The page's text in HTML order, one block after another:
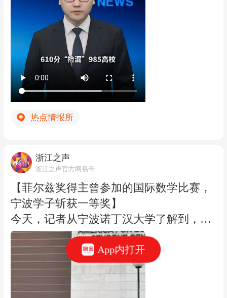
万名新生，其中普通高考录取29.67万人，
单独考试招生录取7.5万人。录取规模稳中
有升，生源结构更趋合理，考生升学渠道
进一步拓宽。 今年，高水平大学在浙招生
计划更加充足，专业与产业需求更加契
合，呈现“量质齐升”的良好态势，在浙录
取人数再创新高。 接下来，高校将根据录
取考生名册，陆续寄发新生录取通知书，
努力、不负韶华，奔赴崭新的人生旅程，
步履昂扬、逐梦前行！（浙江考试）
热点情报所
浙江之声
浙江之声官方网易号
【菲尔兹奖得主曾参加的国际数学比赛，
宁波学子斩获一等奖】
今天，记者从宁波诺丁汉大学了解到，在
保加利亚刚落幕的第33届国际大学生数学
竞赛IMC 中，宁波诺丁汉大学数学与应用
数学专业学生庄子渔表现优异，斩获一等
奖。IMC是全球顶尖的本科生数学赛事，
App内打开